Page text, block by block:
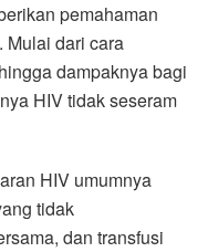
pemahaman
Mulai dari cara
dampaknya bagi
HIV tidak seseram
HIV umumnya
tidak
dan transfusi